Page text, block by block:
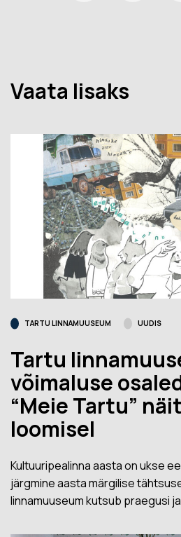
Vaata lisaks
TARTU LINNAMUUSEUM UUDIS
Tartu
võimaluse
“Meie Tartu”
loomisel
Kultuuripealinna aasta on ukse
järgmine aasta märgilise
linnamuuseum kutsub praegusi